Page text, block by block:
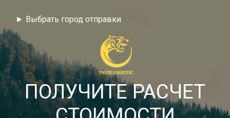
Тарифы
► Выбрать город отправки
ПОЛУЧИТЕ РАСЧЕТ